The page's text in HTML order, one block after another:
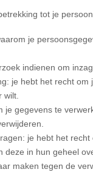
tot je
je
indienen om
je hebt het recht
wilt.
je gegevens te
je hebt het
deze in hun geheel
maken tegen de